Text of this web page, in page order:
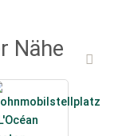
Nähe